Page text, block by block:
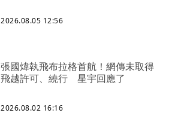
2026.08.05 12:56
張國煒執飛布拉格首航！網傳未取得
飛越許可、繞行 星宇回應了
2026.08.02 16:16